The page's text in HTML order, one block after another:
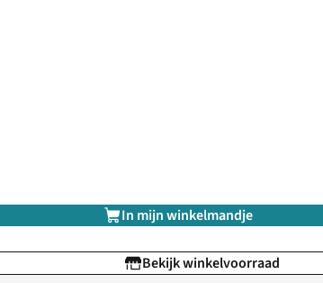
In mijn winkelmandje
Bekijk winkelvoorraad